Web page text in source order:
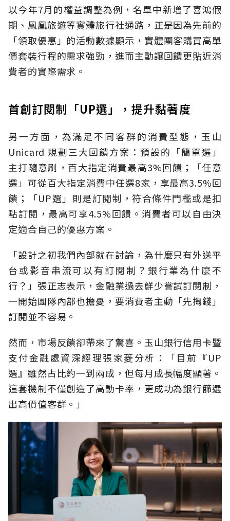
以今年7月的權益調整為例，名單中新增了喜鴻假
期、鳳凰旅遊等實體旅行社通路，正是因為先前的
「領取優惠」的活動數據顯示，實體團客購買高單
價套裝行程的需求強勁，進而主動讓回饋更貼近消
費者的實際需求。
首創訂閱制「UP選」，提升黏著度
另一方面，為滿足不同客群的消費型態，玉山
Unicard 規劃三大回饋方案：預設的「簡單選」
主打隨意刷，百大指定消費最高3%回饋；「任意
選」可從百大指定消費中任選8家，享最高3.5%回
饋；「UP選」則是訂閱制，符合條件門檻或是扣
點訂閱，最高可享4.5%回饋。消費者可以自由決
定適合自己的優惠方案。
「設計之初我們內部就在討論，為什麼只有外送平
台或影音串流可以有訂閱制？銀行業為什麼不
行？」張正志表示，金融業過去鮮少嘗試訂閱制，
一開始團隊內部也擔憂，要消費者主動「先掏錢」
訂閱並不容易。
然而，市場反饋卻帶來了驚喜。玉山銀行信用卡暨
支付金融處資深經理張家菱分析：「目前『UP
選』雖然占比約一到兩成，但每月成長幅度顯著。
這套機制不僅創造了高動卡率，更成功為銀行篩選
出高價值客群。」